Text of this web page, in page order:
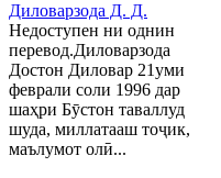
Диловарзода Д. Д.
Недоступен ни однин
перевод.Диловарзода
Достон Диловар 21уми
феврали соли 1996 дар
шаҳри Бӯстон таваллуд
шуда, миллатааш тоҷик,
маълумот олӣ...